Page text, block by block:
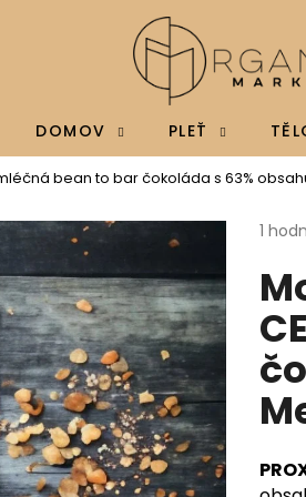
DOMOV PLEŤ
mléčná bean to bar čokoláda s 63%
je
5,0
z
5
1
Co potřebujete najít?
Doporučujeme
MAGTEIN®, HOŘČÍK L-